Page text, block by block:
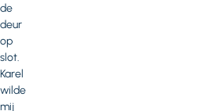
de
deur
op
slot.
Karel
wilde
mij